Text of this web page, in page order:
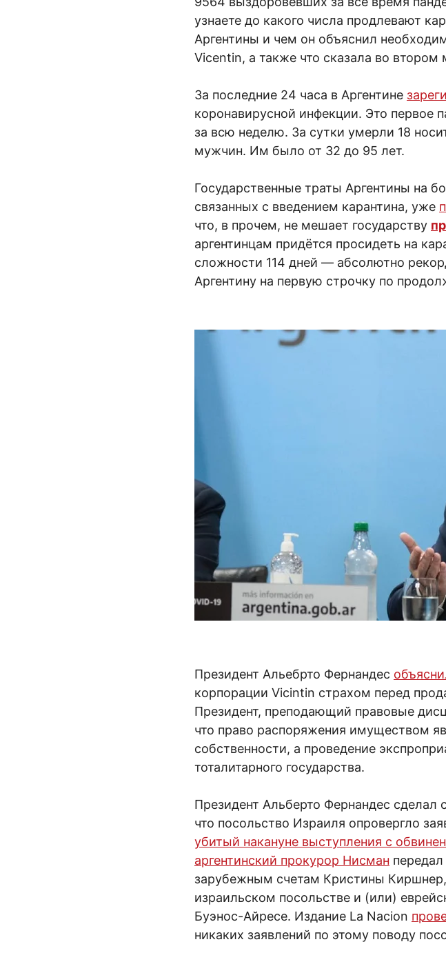
узнаете до какого числа продлевают
Аргентины и чем он объяснил
Vicentin, а также что сказала во
За последние 24 часа в Аргентине
коронавирусной инфекции. Это первое
за всю неделю. За сутки умерли 18
мужчин. Им было от 32 до 95 лет.
Государственные траты Аргентины на
связанных с введением карантина, уже
что, в прочем, не мешает государству
аргентинцам придётся просидеть на
сложности 114 дней — абсолютно
Аргентину на первую строчку по
Президент Альебрто Фернандес
корпорации Vicintin страхом перед
Президент, преподающий правовые
что право распоряжения имуществом
собственности, а проведение
тоталитарного государства.
Президент Альберто Фернандес сделал
что посольство Израиля опровергло
убитый накануне выступления с
аргентинский прокурор Нисман
зарубежным счетам Кристины
израильском посольстве и (или)
Буэнос-Айресе. Издание La Nacion
никаких заявлений по этому поводу